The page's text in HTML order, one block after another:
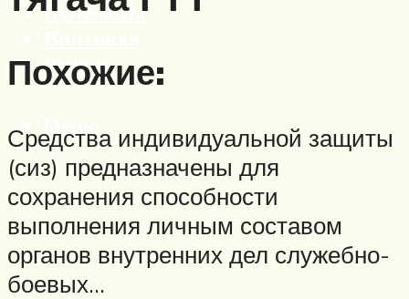
Пулеметы
Ружья
Похожие:
Средства индивидуальной защиты
(сиз) предназначены для
сохранения способности
выполнения личным составом
органов внутренних дел служебно-
боевых…